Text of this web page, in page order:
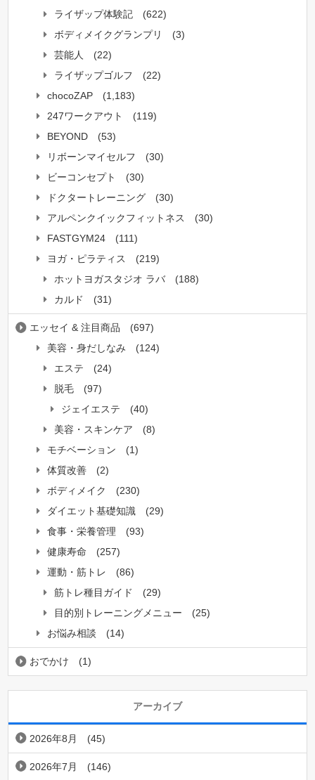
ライザップ体験記
(622)
ボディメイクグランプリ
(3)
芸能人
(22)
ライザップゴルフ
(22)
chocoZAP
(1,183)
247ワークアウト
(119)
BEYOND
(53)
リボーンマイセルフ
(30)
ビーコンセプト
(30)
ドクタートレーニング
(30)
アルペンクイックフィットネス
(30)
FASTGYM24
(111)
ヨガ・ピラティス
(219)
ホットヨガスタジオ ラバ
(188)
カルド
(31)
エッセイ & 注目商品
(697)
美容・身だしなみ
(124)
エステ
(24)
脱毛
(97)
ジェイエステ
(40)
美容・スキンケア
(8)
モチベーション
(1)
体質改善
(2)
ボディメイク
(230)
ダイエット基礎知識
(29)
食事・栄養管理
(93)
健康寿命
(257)
運動・筋トレ
(86)
筋トレ種目ガイド
(29)
目的別トレーニングメニュー
(25)
お悩み相談
(14)
おでかけ (1)
アーカイブ
2026年8月 (45)
2026年7月 (146)